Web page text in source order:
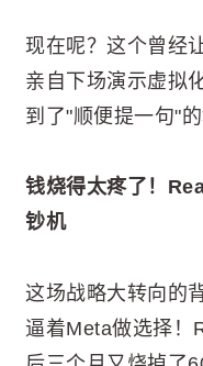
现在呢？这个曾经
亲自下场演示虚拟
到了"顺便提一句"的
钱烧得太疼了！
钞机
这场战略大转向的
逼着Meta做选择！